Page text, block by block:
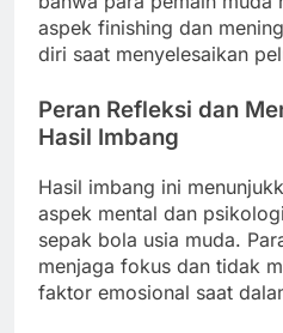
aspek finishing dan
diri saat menyelesaikan
Peran Refleksi dan
Hasil Imbang
Hasil imbang ini
aspek mental dan
sepak bola usia muda.
menjaga fokus dan tidak
faktor emosional saat